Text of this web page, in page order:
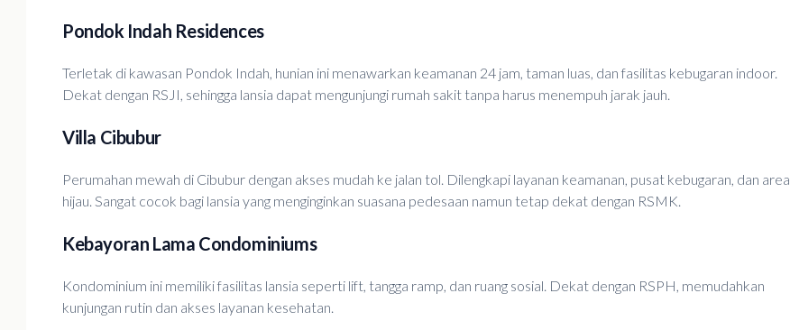
Pondok Indah Residences
Terletak di kawasan Pondok Indah, hunian ini menawarkan keamanan 24 jam, taman luas, dan fasilitas kebugaran indoor.
Dekat dengan RSJI, sehingga lansia dapat mengunjungi rumah sakit tanpa harus menempuh jarak jauh.
Villa Cibubur
Perumahan mewah di Cibubur dengan akses mudah ke jalan tol. Dilengkapi layanan keamanan, pusat kebugaran, dan area
hijau. Sangat cocok bagi lansia yang menginginkan suasana pedesaan namun tetap dekat dengan RSMK.
Kebayoran Lama Condominiums
Kondominium ini memiliki fasilitas lansia seperti lift, tangga ramp, dan ruang sosial. Dekat dengan RSPH, memudahkan
kunjungan rutin dan akses layanan kesehatan.